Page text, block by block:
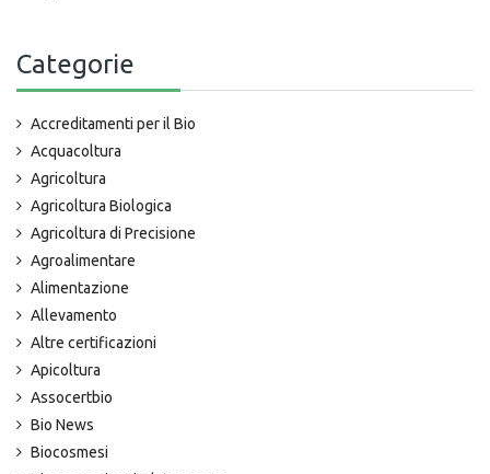
Categorie
Accreditamenti per il Bio
Acquacoltura
Agricoltura
Agricoltura Biologica
Agricoltura di Precisione
Agroalimentare
Alimentazione
Allevamento
Altre certificazioni
Apicoltura
Assocertbio
Bio News
Biocosmesi